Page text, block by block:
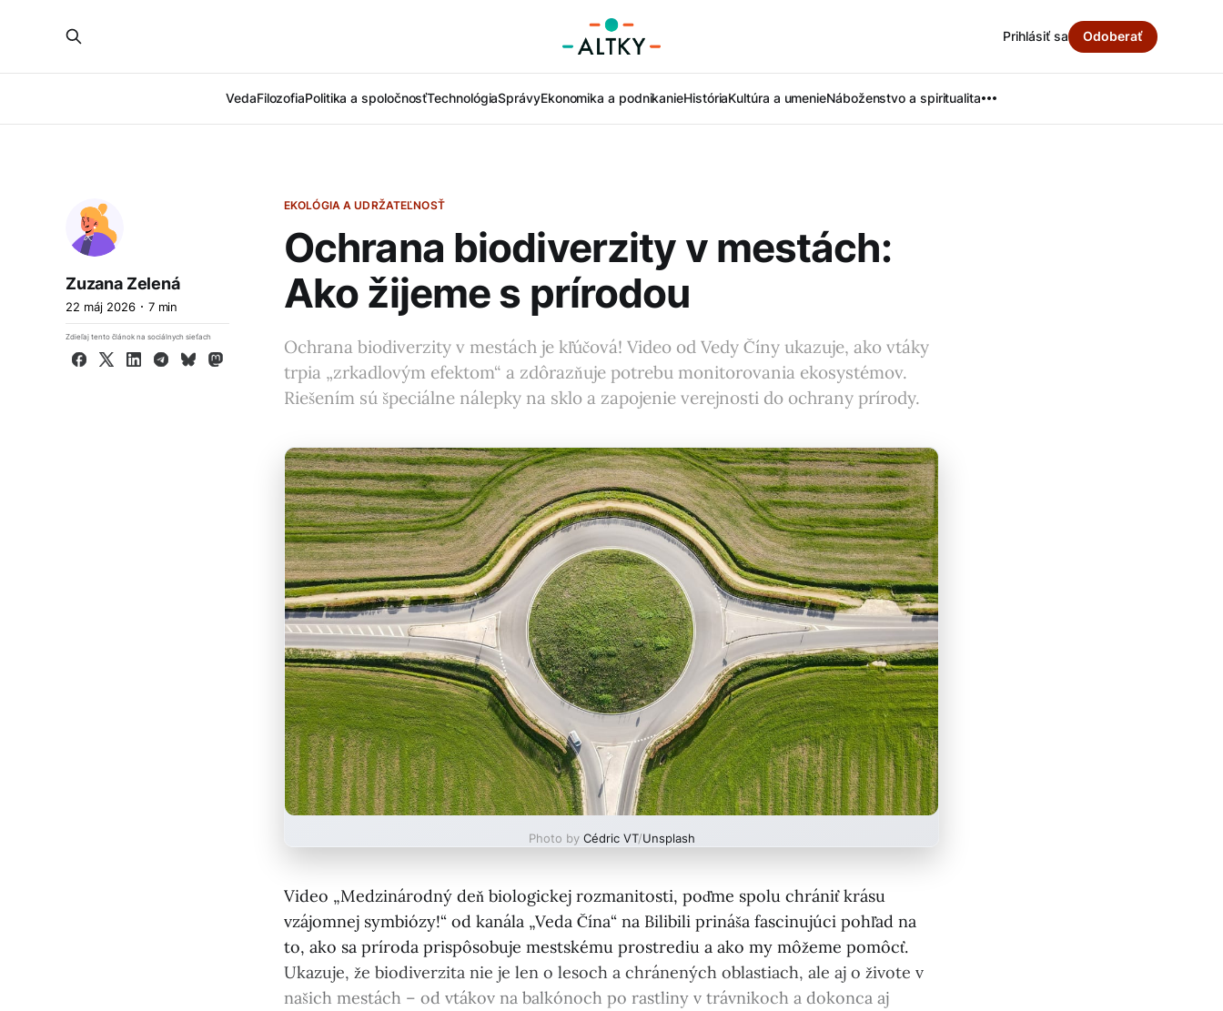
VedaFilozofiaPolitika a spoločnosťTechnológiaSprávyEkonomika a podnikanieHistóriaKultúra a umenieNáboženstvo a spiritualita
Prihlásiť sa Odoberať
EKOLÓGIA A UDRŽATEĽNOSŤ
Ochrana biodiverzity v mestách:
Ako žijeme s prírodou
Ochrana biodiverzity v mestách je kľúčová! Video od Vedy Číny ukazuje, ako vtáky
trpia „zrkadlovým efektom“ a zdôrazňuje potrebu monitorovania ekosystémov.
Riešením sú špeciálne nálepky na sklo a zapojenie verejnosti do ochrany prírody.
Zuzana Zelená
22 máj 2026 7 min
Zdieľaj tento článok na sociálnych sieťach
Facebook
X LinkedInTelegram
BlueskyMastodon
Photo by Cédric VT/Unsplash
Video „Medzinárodný deň biologickej rozmanitosti, poďme spolu chrániť krásu
vzájomnej symbiózy!“ od kanála „Veda Čína“ na Bilibili prináša fascinujúci pohľad na
to, ako sa príroda prispôsobuje mestskému prostrediu a ako my môžeme pomôcť.
Ukazuje, že biodiverzita nie je len o lesoch a chránených oblastiach, ale aj o živote v
našich mestách – od vtákov na balkónoch po rastliny v trávnikoch a dokonca aj